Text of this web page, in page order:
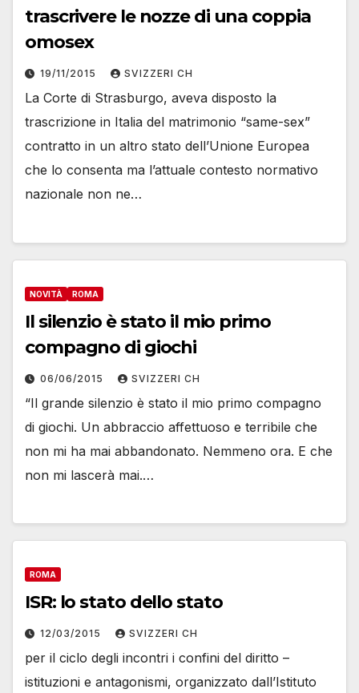
trascrivere le nozze di una coppia
omosex
19/11/2015 SVIZZERI CH
La Corte di Strasburgo, aveva disposto la
trascrizione in Italia del matrimonio “same-sex”
contratto in un altro stato dell’Unione Europea
che lo consenta ma l’attuale contesto normativo
nazionale non ne…
NOVITÀ ROMA
Il silenzio è stato il mio primo
compagno di giochi
06/06/2015 SVIZZERI CH
“Il grande silenzio è stato il mio primo compagno
di giochi. Un abbraccio affettuoso e terribile che
non mi ha mai abbandonato. Nemmeno ora. E che
non mi lascerà mai.…
ROMA
ISR: lo stato dello stato
12/03/2015 SVIZZERI CH
per il ciclo degli incontri i confini del diritto –
istituzioni e antagonismi, organizzato dall’Istituto